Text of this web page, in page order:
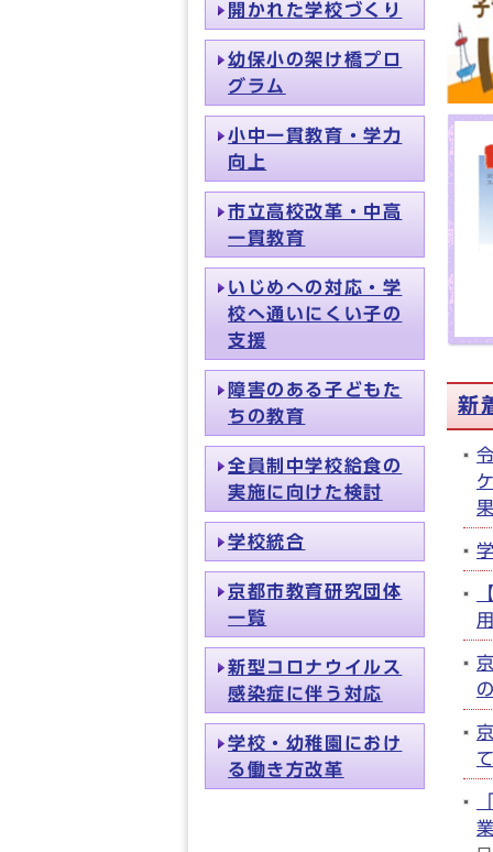
開かれた学校づくり
幼保小の架け橋プロ
グラム
小中一貫教育・学力
向上
市立高校改革・中高
一貫教育
いじめへの対応・学
校へ通いにくい子の
支援
障害のある子どもた
ちの教育
全員制中学校給食の
実施に向けた検討
学校統合
京都市教育研究団体
一覧
新型コロナウイルス
感染症に伴う対応
学校・幼稚園におけ
る働き方改革
新